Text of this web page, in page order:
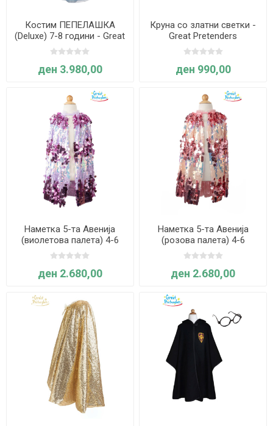
Костим ПЕПЕЛАШКА
(Deluxe) 7-8 години - Great
Pretenders
ден 3.980,00
Круна со златни светки -
Great Pretenders
ден 990,00
Наметка 5-та Авенија
(виолетова палета) 4-6
години - Great Pretenders
ден 2.680,00
Наметка 5-та Авенија
(розова палета) 4-6
години - Great Pretenders
ден 2.680,00